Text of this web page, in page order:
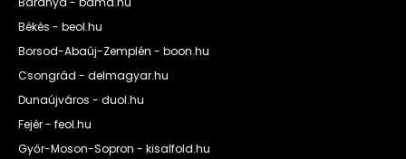
Békés - beol.hu
Borsod-Abaúj-Zemplén - boon.hu
Csongrád - delmagyar.hu
Dunaújváros - duol.hu
Fejér - feol.hu
Győr-Moson-Sopron - kisalfold.hu